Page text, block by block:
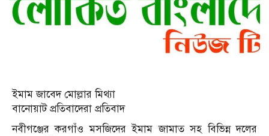
ইমাম জাবেদ মোল্লার মিথ্যা
বানোয়াট প্রতিবাদেরা প্রতিবাদ
নবীগঞ্জের করগাঁও মসজিদের ইমাম জামাত সহ বিভিন্ন দলের